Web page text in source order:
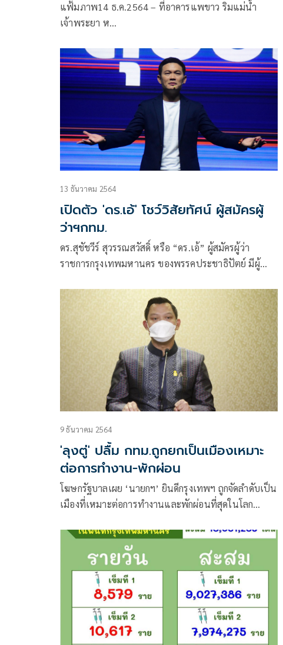
แฟ้มภาพ14 ธ.ค.2564 – ที่อาคารแพขาว ริมแม่น้ำ
เจ้าพระยา ห…
13 ธันวาคม 2564
เปิดตัว 'ดร.เอ้' โชว์วิสัยทัศน์ ผู้สมัครผู้
ว่าฯกทม.
ดร.สุชัชวีร์ สุวรรณสวัสดิ์ หรือ “ดร.เอ้” ผู้สมัครผู้ว่า
ราชการกรุงเทพมหานคร ของพรรคประชาธิปัตย์ มีผู้
ศิษฏ์ รองนายกฯ และรมว.พาณิชย์
9 ธันวาคม 2564
'ลุงตู่' ปลื้ม กทม.ถูกยกเป็นเมืองเหมาะ
ต่อการทำงาน-พักผ่อน
โฆษกรัฐบาลเผย ‘นายกฯ’ ยินดีกรุงเทพฯ ถูกจัดลำดับเป็น
เมืองที่เหมาะต่อการทำงานและพักผ่อนที่สุดในโลก